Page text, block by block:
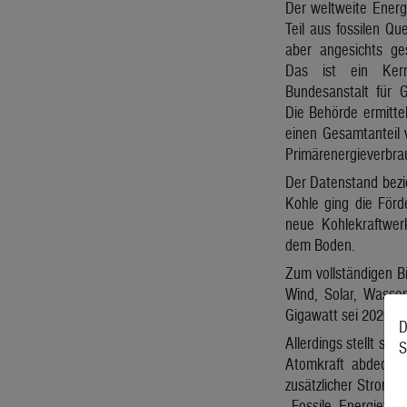
Der weltweite
Teil aus fossilen
aber angesichts
Das ist ein
Bundesanstalt für
Die Behörde
einen Gesamtanteil
Der Datenstand
Kohle ging die
neue
dem Boden.
Zum vollständigen
Wind, Solar,
Gigawatt sei 2020
Allerdings stellt
Atomkraft
zusätzlicher